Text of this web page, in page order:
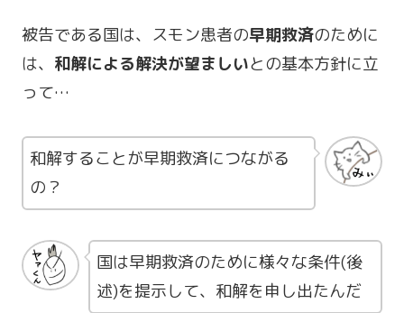
被告である国は、スモン患者の早期救済のために
は、 和解による解決が望ましいとの基本方針に立
って…
和解することが早期救済につながる
の？
国は早期救済のために様々な条件(後
述)を提示して、和解を申し出たんだ